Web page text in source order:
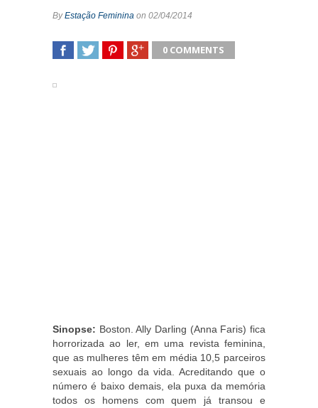
ByEstação Feminina on 02/04/2014
0 COMMENTS
Sinopse: Boston. Ally Darling (Anna Faris) fica
horrorizada ao ler, em uma revista feminina,
que as mulheres têm em média 10,5 parceiros
sexuais ao longo da vida. Acreditando que o
número é baixo demais, ela puxa da memória
todos os homens com quem já transou e